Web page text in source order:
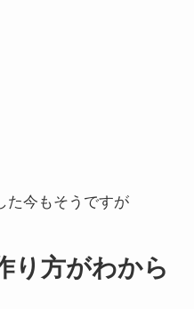
た今もそうですが
り方がわから